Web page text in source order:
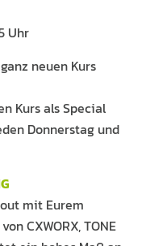
Uhr
neuen Kurs
Kurs als Special
Donnerstag und
mit Eurem
CXWORX, TONE